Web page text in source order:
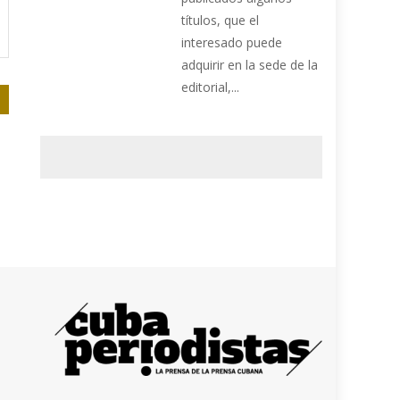
títulos, que el
interesado puede
adquirir en la sede de la
editorial,...